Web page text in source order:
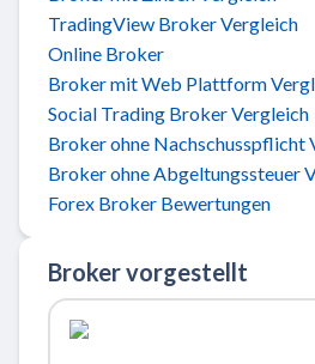
TradingView Broker Vergleich
Online Broker
Broker mit Web Plattform
Social Trading Broker Vergleich
Broker ohne Nachschusspflicht
Broker ohne Abgeltungssteuer
Forex Broker Bewertungen
Broker vorgestellt